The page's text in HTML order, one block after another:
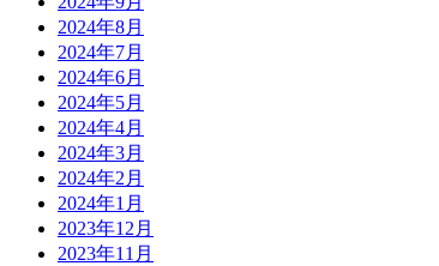
2024年8月
2024年7月
2024年6月
2024年5月
2024年4月
2024年3月
2024年2月
2024年1月
2023年12月
2023年11月